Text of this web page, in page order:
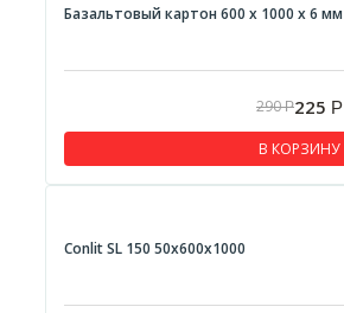
Базальтовый картон 600 х 1000 х 6 мм
290Р225 Р
В КОРЗИНУ
Conlit SL 150 50x600x1000